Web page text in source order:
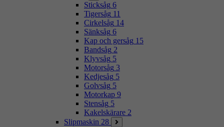
Sticksåg 6
Tigersåg 11
Cirkelsåg 14
Sänksåg 6
Kap och gersåg 15
Bandsåg 2
Klyvsåg 5
Motorsåg 3
Kedjesåg 5
Golvsåg 5
Motorkap 9
Stensåg 5
Kakelskärare 2
Slipmaskin 28